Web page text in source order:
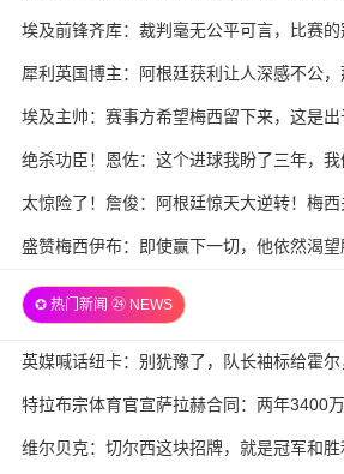
衣
埃及前锋齐库：裁判毫无公平可言，比赛
犀利英国博主：阿根廷获利让人深感不公，
埃及主帅：赛事方希望梅西留下来，这是
绝杀功臣！恩佐：这个进球我盼了三年，我
太惊险了！詹俊：阿根廷惊天大逆转！梅西
盛赞梅西伊布：即使赢下一切，他依然渴望
✪ 热门新闻 ㉔ NEWS
英媒喊话纽卡：别犹豫了，队长袖标给霍
特拉布宗体育官宣萨拉赫合同：两年3400
维尔贝克：切尔西这块招牌，就是冠军和胜